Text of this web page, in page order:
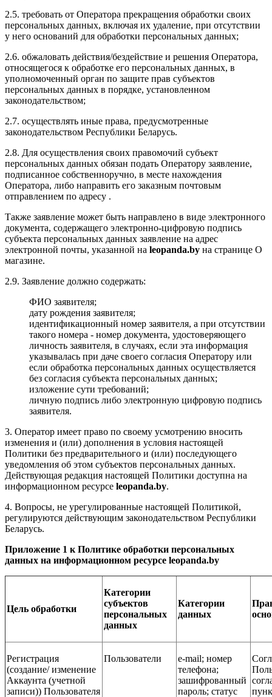
2.5. требовать от Оператора прекращения обработки своих
персональных данных, включая их удаление, при отсутствии
у него оснований для обработки персональных данных;
2.6. обжаловать действия/бездействие и решения Оператора,
относящегося к обработке его персональных данных, в
уполномоченный орган по защите прав субъектов
персональных данных в порядке, установленном
законодательством;
2.7. осуществлять иные права, предусмотренные
законодательством Республики Беларусь.
2.8. Для осуществления своих правомочий субъект
персональных данных обязан подать Оператору заявление,
подписанное собственноручно, в месте нахождения
Оператора, либо направить его заказным почтовым
отправлением по адресу .
Также заявление может быть направлено в виде электронного
документа, содержащего электронно-цифровую подпись
субъекта персональных данных заявление на адрес
электронной почты, указанной на leopanda.by на странице О
магазине.
2.9. Заявление должно содержать:
ФИО заявителя;
дату рождения заявителя;
идентификационный номер заявителя, а при отсутствии
такого номера - номер документа, удостоверяющего
личность заявителя, в случаях, если эта информация
указывалась при даче своего согласия Оператору или
если обработка персональных данных осуществляется
без согласия субъекта персональных данных;
изложение сути требований;
личную подпись либо электронную цифровую подпись
заявителя.
3. Оператор имеет право по своему усмотрению вносить
изменения и (или) дополнения в условия настоящей
Политики без предварительного и (или) последующего
уведомления об этом субъектов персональных данных.
Действующая редакция настоящей Политики доступна на
информационном ресурсе leopanda.by.
4. Вопросы, не урегулированные настоящей Политикой,
регулируются действующим законодательством Республики
Беларусь.
Приложение 1 к Политике обработки персональных
данных на информационном ресурсе leopanda.by
Цель обработки
Категории
субъектов
персональных
данных
Категории
данных
Регистрация
(создание/ изменение
Аккаунта (учетной
записи)) Пользователя
Пользователи
e-mail; номер
телефона;
зашифрованный
пароль; статус